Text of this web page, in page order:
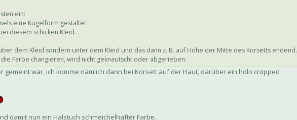
ein:
eine Kugelform gestaltet
diesem schicken Kleid.
dem Kleid sondern unter dem Kleid und das dann z. B. auf Höhe der Mitte des Korsetts endend.
Farbe changieren, wird nicht geknautscht oder abgerieben.
war, ich komme nämlich dann bei Korsett auf der Haut, darüber ein holo cropped
damit nun ein Halstuch schmeichelhafter Farbe.